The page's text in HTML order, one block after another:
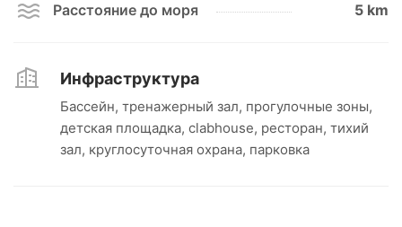
Расстояние до моря 5 km
Инфраструктура
Бассейн, тренажерный зал, прогулочные зоны,
детская площадка, clabhouse, ресторан, тихий
зал, круглосуточная охрана, парковка